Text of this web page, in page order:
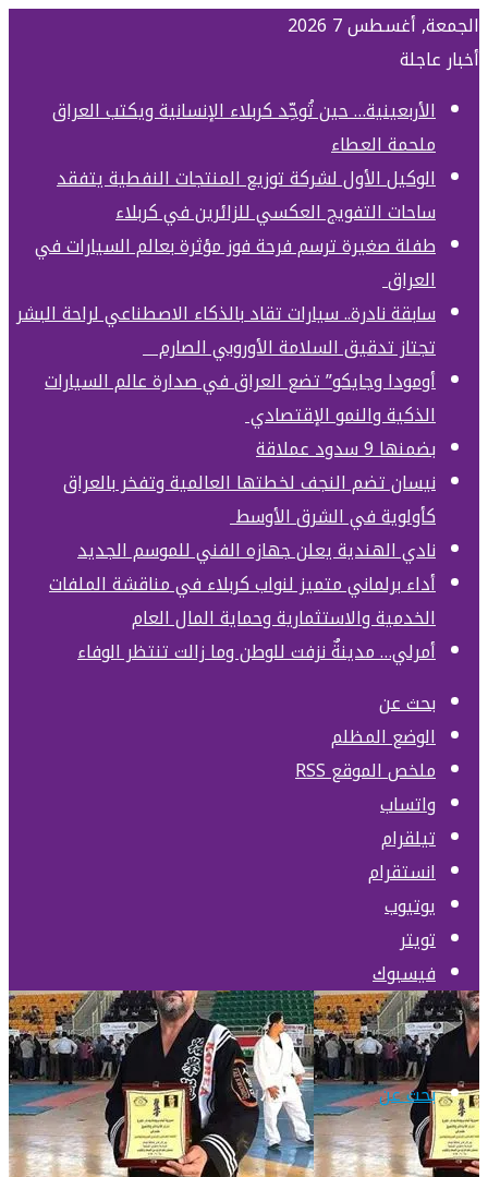
الجمعة, أغسطس 7 2026
أخبار عاجلة
الأربعينية… حين تُوحِّد كربلاء الإنسانية ويكتب العراق
ملحمة العطاء
الوكيل الأول لشركة توزيع المنتجات النفطية يتفقد
ساحات التفويج العكسي للزائرين في كربلاء
طفلة صغيرة ترسم فرحة فوز مؤثرة بعالم السيارات في
العراق
سابقة نادرة.. سيارات تقاد بالذكاء الاصطناعي لراحة البشر
تجتاز تدقيق السلامة الأوروبي الصارم
أومودا وجايكو” تضع العراق في صدارة عالم السيارات
الذكية والنمو الإقتصادي
بضمنها 9 سدود عملاقة
نيسان تضم النجف لخطتها العالمية وتفخر بالعراق
كأولوية في الشرق الأوسط
نادي الهندية يعلن جهازه الفني للموسم الجديد
أداء برلماني متميز لنواب كربلاء في مناقشة الملفات
الخدمية والاستثمارية وحماية المال العام
أمرلي… مدينةٌ نزفت للوطن وما زالت تنتظر الوفاء
بحث عن
الوضع المظلم
ملخص الموقع RSS
واتساب
تيلقرام
انستقرام
يوتيوب
تويتر
فيسبوك
بحث عن